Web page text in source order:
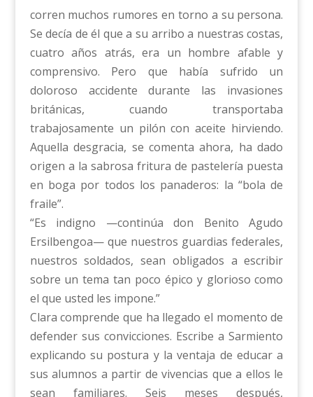
corren muchos rumores en torno a su persona.
Se decía de él que a su arribo a nuestras costas,
cuatro años atrás, era un hombre afable y
comprensivo. Pero que había sufrido un
doloroso accidente durante las invasiones
británicas, cuando transportaba
trabajosamente un pilón con aceite hirviendo.
Aquella desgracia, se comenta ahora, ha dado
origen a la sabrosa fritura de pastelería puesta
en boga por todos los panaderos: la “bola de
fraile”.
“Es indigno —continúa don Benito Agudo
Ersilbengoa— que nuestros guardias federales,
nuestros soldados, sean obligados a escribir
sobre un tema tan poco épico y glorioso como
el que usted les impone.”
Clara comprende que ha llegado el momento de
defender sus convicciones. Escribe a Sarmiento
explicando su postura y la ventaja de educar a
sus alumnos a partir de vivencias que a ellos le
sean familiares. Seis meses después,